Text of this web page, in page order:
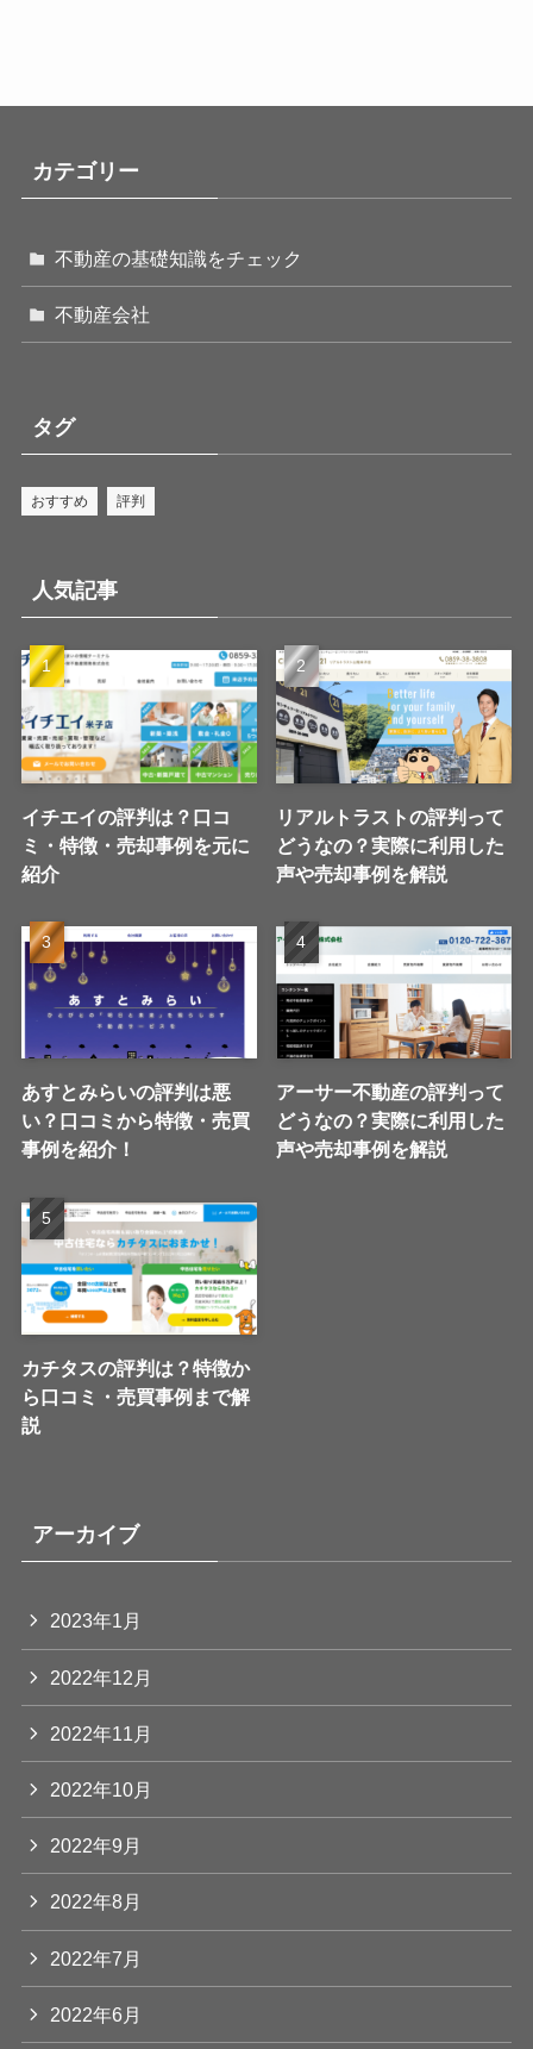
カテゴリー
不動産の基礎知識をチェック
不動産会社
タグ
おすすめ 評判
人気記事
イチエイの評判は？口コ
ミ・特徴・売却事例を元に
紹介
リアルトラストの評判って
どうなの？実際に利用した
声や売却事例を解説
あすとみらいの評判は悪
い？口コミから特徴・売買
事例を紹介！
アーサー不動産の評判って
どうなの？実際に利用した
声や売却事例を解説
カチタスの評判は？特徴か
ら口コミ・売買事例まで解
説
アーカイブ
2023年1月
2022年12月
2022年11月
2022年10月
2022年9月
2022年8月
2022年7月
2022年6月